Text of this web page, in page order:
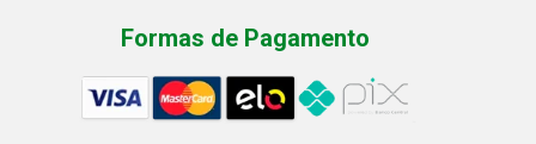
Formas de Pagamento